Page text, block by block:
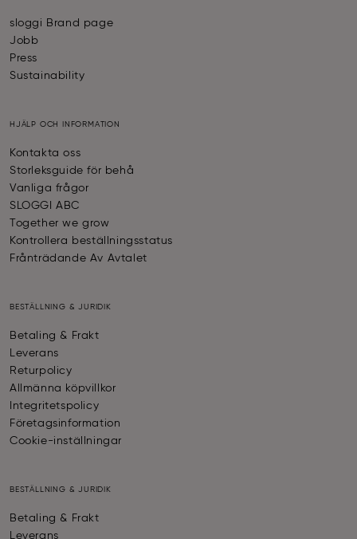
sloggi Brand page
Jobb
Press
Sustainability
HJÄLP OCH INFORMATION
Kontakta oss
Storleksguide för behå
Vanliga frågor
SLOGGI ABC
Together we grow
Kontrollera beställningsstatus
Frånträdande Av Avtalet
BESTÄLLNING & JURIDIK
Betaling & Frakt
Leverans
Returpolicy
Allmänna köpvillkor
Integritetspolicy
Företagsinformation
Cookie-inställningar
BESTÄLLNING & JURIDIK
Betaling & Frakt
Leverans